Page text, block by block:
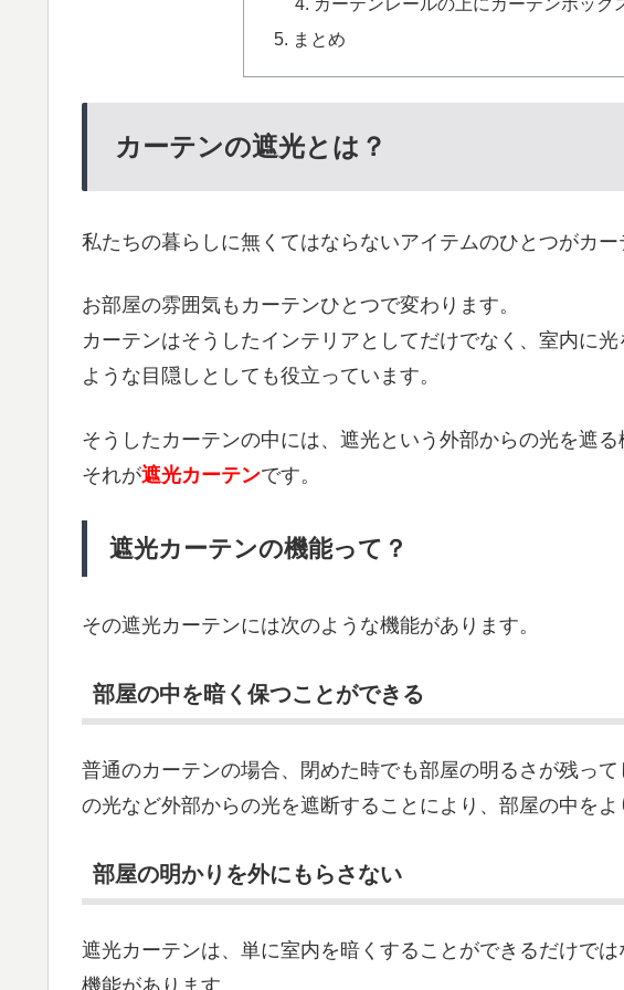
まとめ
カーテンの遮光とは？
私たちの暮らしに無くてはならないアイテムのひとつがカー
お部屋の雰囲気もカーテンひとつで変わります。
カーテンはそうしたインテリアとしてだけでなく、室内に
ような目隠しとしても役立っています。
そうしたカーテンの中には、遮光という外部からの光を遮る
それが遮光カーテンです。
遮光カーテンの機能って？
その遮光カーテンには次のような機能があります。
部屋の中を暗く保つことができる
普通のカーテンの場合、閉めた時でも部屋の明るさが残っ
の光など外部からの光を遮断することにより、部屋の中をよ
部屋の明かりを外にもらさない
遮光カーテンは、単に室内を暗くすることができるだけで